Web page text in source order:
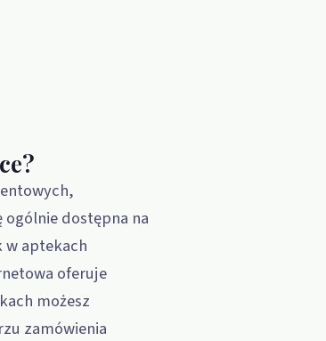
ogólnie dostępna na
w aptekach
oferuje
możesz
zamówienia